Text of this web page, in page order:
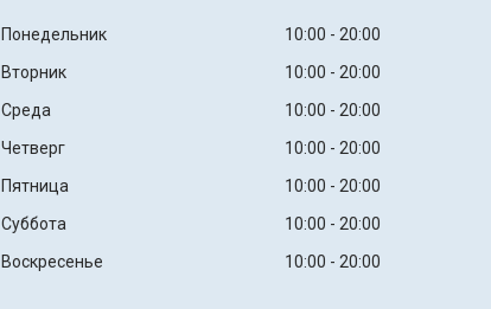
Понедельник 10:00
20:00
Вторник
10:00
20:00
Среда
10:00
20:00
Четверг
10:00
20:00
Пятница
10:00
20:00
Суббота
10:00
20:00
Воскресенье
10:00 20:00